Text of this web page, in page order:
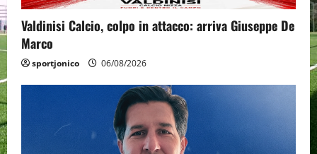
Valdinisi Calcio, colpo in attacco: arriva Giuseppe De
Marco
sportjonico 06/08/2026